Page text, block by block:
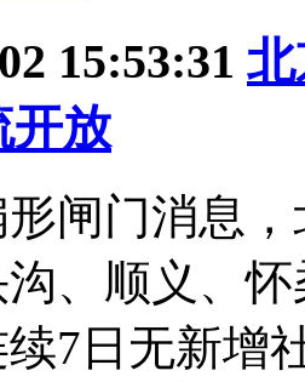
15:53:31
开放
闸门消息
、顺义、
续7日无新增